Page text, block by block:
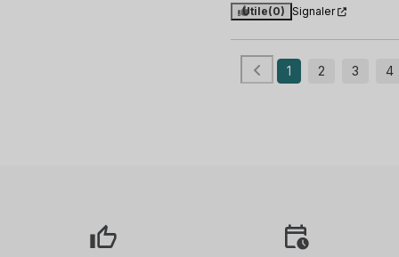
Utile(0) Signaler
1 2 3 4